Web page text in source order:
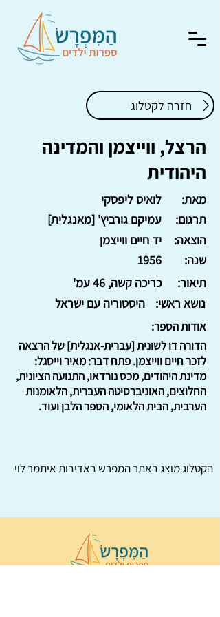
חזרה לקטלוג
הרצל, ווייצמן והמדינה
היהודית
לואיס ליפסקי
מאת:
עמיקם גורביץ' [מאנגלית]
תרגום:
יד חיים ווייצמן
הוצאה:
1956
שנה:
כריכה קשה, 46 עמ'
תיאור:
היסטוריה עם ישראל
נושא ראשי:
אודות הספר:
הדורה דו לשונית [עברית-אנגלית] של הרצאה
לזכר חיים ווייצמן. פתח דבר: מאיר וייסגל:
מדינת היהודים, מכס נורדאו, התנועה הציונית,
החלוצים, האוניברסיטה העברית, הלאומנות
הערבית, הבית הלאומי, הספר הלבן ועוד.
הקטלוג מוצג באתרהמפרשבאדיבות איתמר לוי